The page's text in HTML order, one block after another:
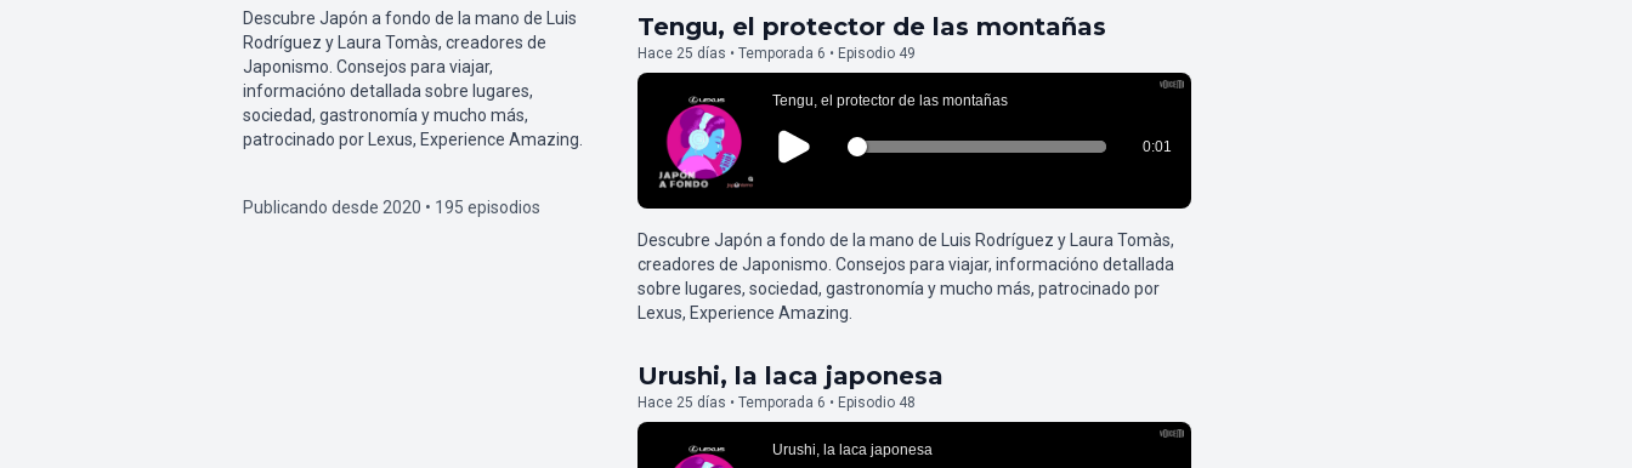
Descubre Japón a fondo de la mano de Luis
Rodríguez y Laura Tomàs, creadores de
Japonismo. Consejos para viajar,
informacióno detallada sobre lugares,
sociedad, gastronomía y mucho más,
patrocinado por Lexus, Experience Amazing.
Publicando desde 2020 • 195 episodios
Tengu, el protector de las montañas
Hace 25 días • Temporada 6 • Episodio 49
Descubre Japón a fondo de la mano de Luis Rodríguez y Laura Tomàs,
creadores de Japonismo. Consejos para viajar, informacióno detallada
sobre lugares, sociedad, gastronomía y mucho más, patrocinado por
Lexus, Experience Amazing.
Urushi, la laca japonesa
Hace 25 días • Temporada 6 • Episodio 48